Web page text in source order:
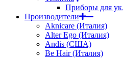
Приборы для
Производители
Aknicare (Италия)
Alter Ego (Италия)
Andis (США)
Be Hair (Италия)